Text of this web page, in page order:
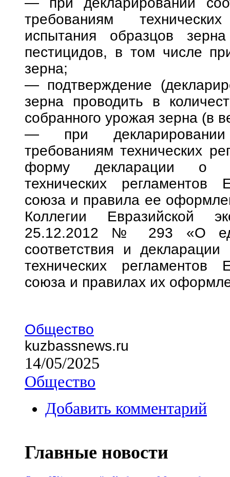
требованиям
испытания образцов
пестицидов, в том числе
зерна;
— подтверждение
зерна проводить в
собранного урожая зерна (в
— при декларировании
требованиям технических
форму декларации о
технических регламентов
союза и правила ее
Коллегии Евразийской
25.12.2012 № 293 «О
соответствия и
технических регламентов
союза и правилах их
Общество
kuzbassnews.ru
14/05/2025
Общество
Добавить комментарий
Главные новости